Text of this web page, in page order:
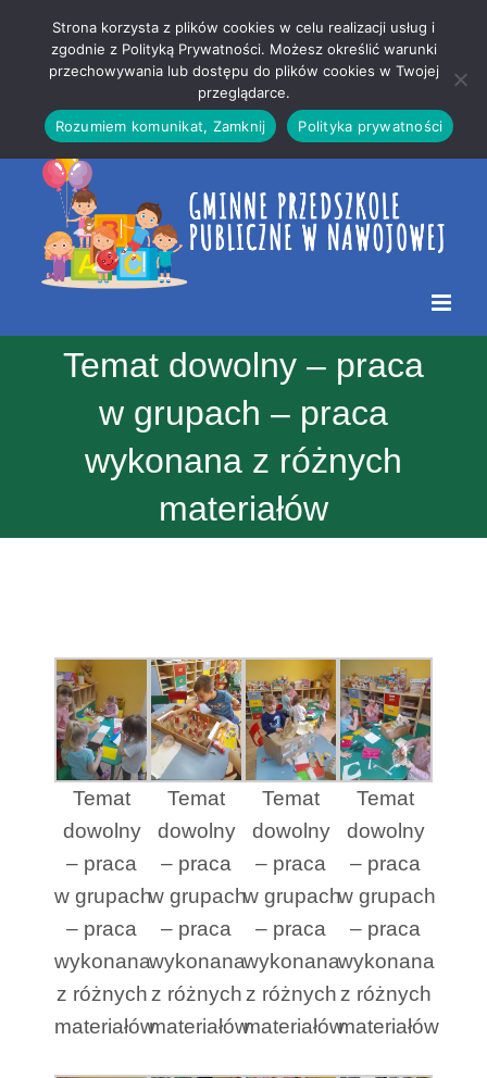
treści
strony
Temat dowolny – praca
w grupach – praca
wykonana z różnych
materiałów
Temat
dowolny
– praca
w grupach
– praca
wykonana
z różnych
materiałów
Temat
dowolny
– praca
w grupach
– praca
wykonana
z różnych
materiałów
Temat
dowolny
– praca
w grupach
– praca
wykonana
z różnych
materiałów
Temat
dowolny
– praca
w grupach
– praca
wykonana
z różnych
materiałów
Strona korzysta z plików cookies w celu realizacji usług i
zgodnie z Polityką Prywatności. Możesz określić warunki
przechowywania lub dostępu do plików cookies w Twojej
przeglądarce.
Rozumiem komunikat, Zamknij
Polityka prywatności